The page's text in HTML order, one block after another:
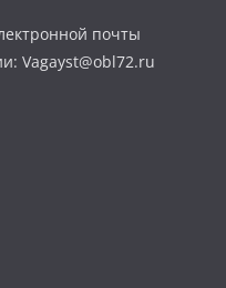
почты
Vagayst@obl72.ru